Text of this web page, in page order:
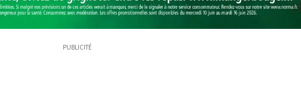
PUBLICITÉ